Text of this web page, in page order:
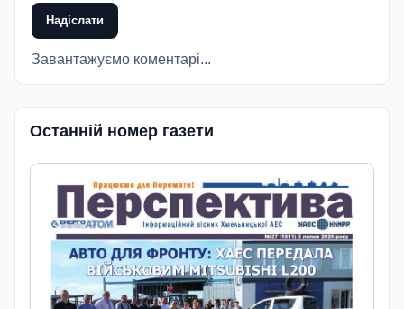
Надіслати
Завантажуємо коментарі...
Останній номер газети